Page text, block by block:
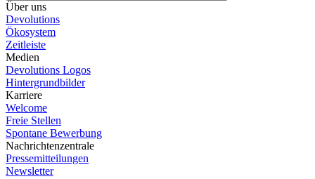
Über uns
Devolutions
Ökosystem
Zeitleiste
Medien
Devolutions Logos
Hintergrundbilder
Karriere
Welcome
Freie Stellen
Spontane Bewerbung
Nachrichtenzentrale
Pressemitteilungen
Newsletter